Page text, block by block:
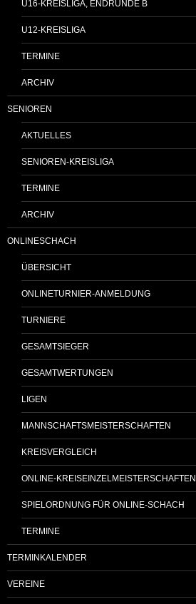
U16-KREISLIGA, ENDRUNDE B
U12-KREISLIGA
TERMINE
ARCHIV
SENIOREN
AKTUELLES
SENIOREN-KREISLIGA
TERMINE
ARCHIV
ONLINESCHACH
ÜBERSICHT
ONLINETURNIER-ANMELDUNG
TURNIERE
GESAMTSIEGER
GESAMTWERTUNGEN
LIGEN
MANNSCHAFTSMEISTERSCHAFTEN
KREISVERGLEICH
ONLINE-KREISEINZELMEISTERSCHAFTEN
SPIELORDNUNG FÜR ONLINE-SCHACH
TERMINE
TERMINKALENDER
VEREINE